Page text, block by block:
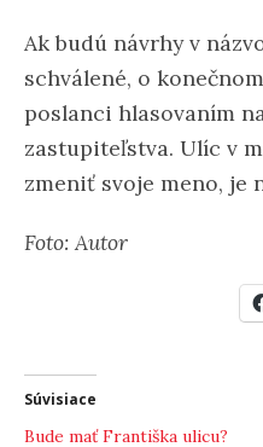
Ak budú návrhy v
schválené, o
poslanci hlasovaním
zastupiteľstva. Ulíc v
zmeniť svoje meno, je
Foto: Autor
Súvisiace
Bude mať Františka ulicu?